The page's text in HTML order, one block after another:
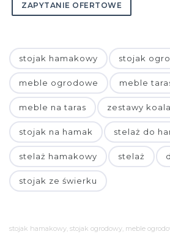
ZAPYTANIE OFERTOWE
stojak hamakowy stojak
meble ogrodowe meble
meble na taras zestawy koala
stojak na hamak stelaż do
stelaż hamakowy stelaż
stojak ze świerku
stojak hamakowy, stojak ogrodowy, meble